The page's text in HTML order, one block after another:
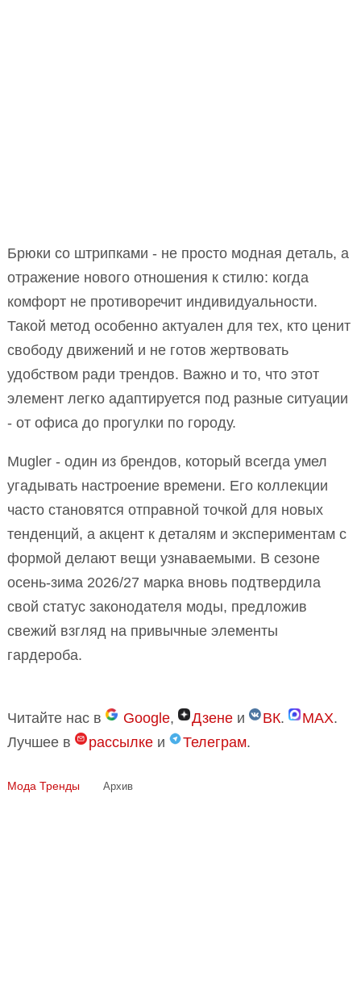
Брюки со штрипками - не просто модная деталь, а
отражение нового отношения к стилю: когда
комфорт не противоречит индивидуальности.
Такой метод особенно актуален для тех, кто ценит
свободу движений и не готов жертвовать
удобством ради трендов. Важно и то, что этот
элемент легко адаптируется под разные ситуации
- от офиса до прогулки по городу.
Mugler - один из брендов, который всегда умел
угадывать настроение времени. Его коллекции
часто становятся отправной точкой для новых
тенденций, а акцент к деталям и экспериментам с
формой делают вещи узнаваемыми. В сезоне
осень-зима 2026/27 марка вновь подтвердила
свой статус законодателя моды, предложив
свежий взгляд на привычные элементы
гардероба.
Читайте нас в Google, Дзене и ВК. MAX.
Лучшее в
рассылке и Телеграм.
Мода Тренды Архив